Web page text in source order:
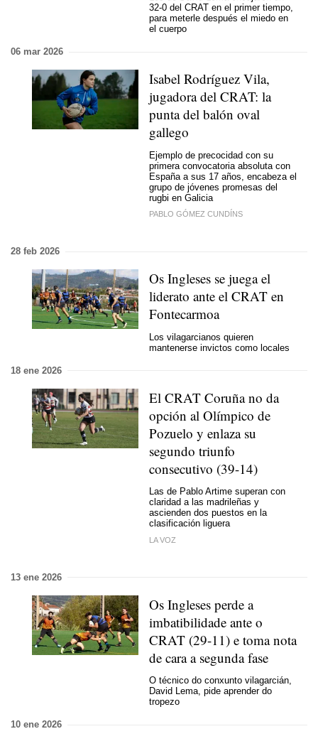
32-0 del CRAT en el primer tiempo,
para meterle después el miedo en
el cuerpo
06 mar 2026
Isabel Rodríguez Vila,
jugadora del CRAT: la
punta del balón oval
gallego
Ejemplo de precocidad con su
primera convocatoria absoluta con
España a sus 17 años, encabeza el
grupo de jóvenes promesas del
rugbi en Galicia
PABLO GÓMEZ CUNDÍNS
28 feb 2026
Os Ingleses se juega el
liderato ante el CRAT en
Fontecarmoa
Los vilagarcianos quieren
mantenerse invictos como locales
18 ene 2026
El CRAT Coruña no da
opción al Olímpico de
Pozuelo y enlaza su
segundo triunfo
consecutivo (39-14)
Las de Pablo Artime superan con
claridad a las madrileñas y
ascienden dos puestos en la
clasificación liguera
LA VOZ
13 ene 2026
Os Ingleses perde a
imbatibilidade ante o
CRAT (29-11) e toma nota
de cara a segunda fase
O técnico do conxunto vilagarcián,
David Lema, pide aprender do
tropezo
10 ene 2026